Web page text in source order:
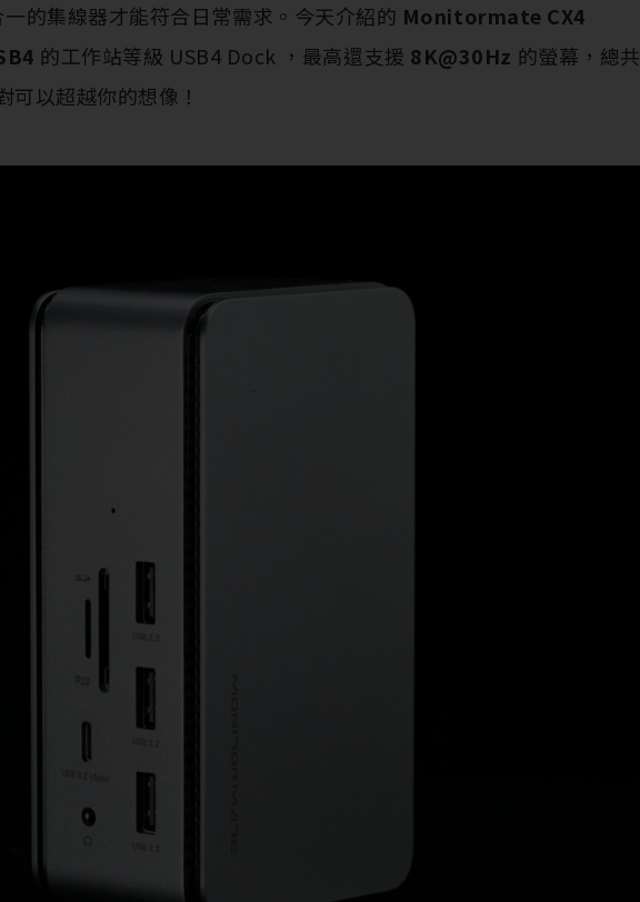
的集線器才能符合日常需求。今天介紹的 Monitormate CX4
的工作站等級 USB4 Dock ，最高還支援 8K@30Hz 的螢幕，總共
可以超越你的想像！